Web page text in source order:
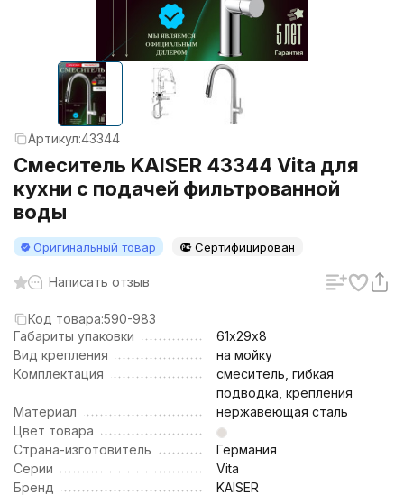
Артикул:43344
Смеситель KAISER 43344 Vita для
кухни с подачей фильтрованной
воды
Оригинальный товар Сертифицирован
Написать отзыв
Код товара:590-983
Габариты упаковки
61х29х8
Вид крепления
на мойку
Комплектация
смеситель, гибкая
подводка, крепления
Материал
нержавеющая сталь
Цвет товара
Страна-изготовитель
Германия
Серии
Vita
Бренд
KAISER